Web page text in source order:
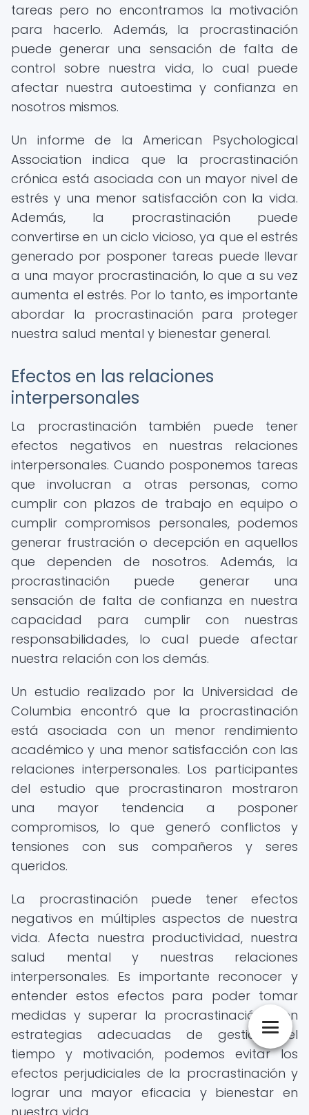
tareas pero no encontramos la motivación
para hacerlo. Además, la procrastinación
puede generar una sensación de falta de
control sobre nuestra vida, lo cual puede
afectar nuestra autoestima y confianza en
nosotros mismos.
Un informe de la American Psychological
Association indica que la procrastinación
crónica está asociada con un mayor nivel de
estrés y una menor satisfacción con la vida.
Además, la procrastinación puede
convertirse en un ciclo vicioso, ya que el estrés
generado por posponer tareas puede llevar
a una mayor procrastinación, lo que a su vez
aumenta el estrés. Por lo tanto, es importante
abordar la procrastinación para proteger
nuestra salud mental y bienestar general.
Efectos en las relaciones
interpersonales
La procrastinación también puede tener
efectos negativos en nuestras relaciones
interpersonales. Cuando posponemos tareas
que involucran a otras personas, como
cumplir con plazos de trabajo en equipo o
cumplir compromisos personales, podemos
generar frustración o decepción en aquellos
que dependen de nosotros. Además, la
procrastinación puede generar una
sensación de falta de confianza en nuestra
capacidad para cumplir con nuestras
responsabilidades, lo cual puede afectar
nuestra relación con los demás.
Un estudio realizado por la Universidad de
Columbia encontró que la procrastinación
está asociada con un menor rendimiento
académico y una menor satisfacción con las
relaciones interpersonales. Los participantes
del estudio que procrastinaron mostraron
una mayor tendencia a posponer
compromisos, lo que generó conflictos y
tensiones con sus compañeros y seres
queridos.
La procrastinación puede tener efectos
negativos en múltiples aspectos de nuestra
vida. Afecta nuestra productividad, nuestra
salud mental y nuestras relaciones
interpersonales. Es importante reconocer y
entender estos efectos para poder tomar
medidas y superar la procrastinación. Con
estrategias adecuadas de gestión del
tiempo y motivación, podemos evitar los
efectos perjudiciales de la procrastinación y
lograr una mayor eficacia y bienestar en